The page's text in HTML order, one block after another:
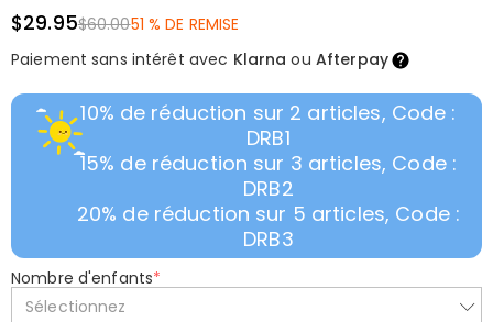
$29.95$60.0051 % DE REMISE
Paiement sans intérêt avec Klarna ou Afterpay
10% de réduction sur 2 articles, Code :
DRB1
15% de réduction sur 3 articles, Code :
DRB2
20% de réduction sur 5 articles, Code :
DRB3
Nombre d'enfants*
Sélectionnez